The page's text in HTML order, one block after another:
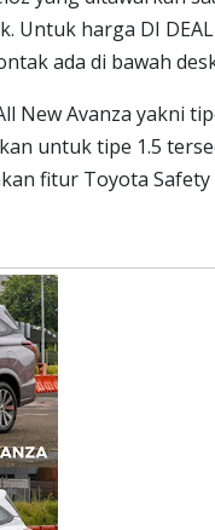
Untuk harga DI
ada di bawah
Avanza yakni
untuk tipe 1.5
fitur Toyota Safety